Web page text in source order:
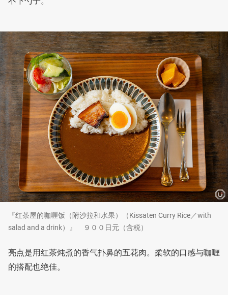
『红茶屋的咖喱饭（附沙拉和水果）（Kissaten Curry Rice／with
salad and a drink）』 ９００日元（含税）
亮点是用红茶炖煮的香气扑鼻的五花肉。柔软的口感与咖喱
的搭配也绝佳。